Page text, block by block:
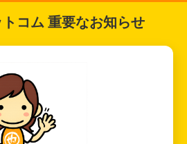
コム 重要なお知らせ